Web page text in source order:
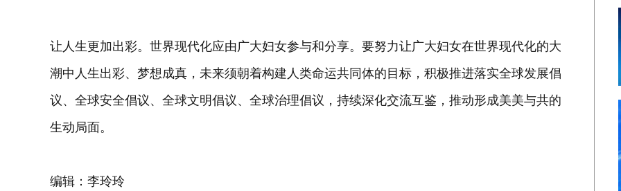
让人生更加出彩。世界现代化应由广大妇女参与和分享。要努力让广大妇女在世界现代化的大
潮中人生出彩、梦想成真，未来须朝着构建人类命运共同体的目标，积极推进落实全球发展倡
议、全球安全倡议、全球文明倡议、全球治理倡议，持续深化交流互鉴，推动形成美美与共的
生动局面。
编辑：李玲玲